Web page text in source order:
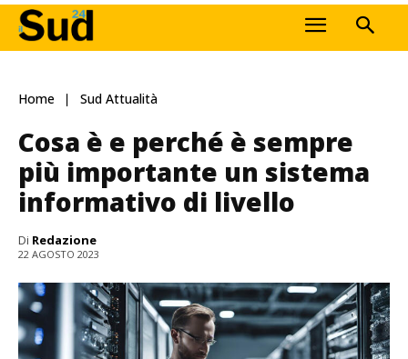
Home Sud Attualità
Cosa è e perché è sempre
più importante un sistema
informativo di livello
Di Redazione
22 AGOSTO 2023